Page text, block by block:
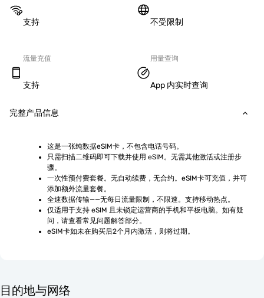
支持 不受限制
流量充值
支持
用量查询
App 内实时查询
完整产品信息
这是一张纯数据eSIM卡，不包含电话号码。
只需扫描二维码即可下载并使用 eSIM。无需其他激活或注册步
骤。
一次性预付费套餐。无自动续费，无合约。eSIM卡可充值，并可
添加额外流量套餐。
全速数据传输——无每日流量限制，不限速。支持移动热点。
仅适用于支持 eSIM 且未锁定运营商的手机和平板电脑。如有疑
问，请查看常见问题解答部分。
eSIM卡如未在购买后2个月内激活，则将过期。
目的地与网络